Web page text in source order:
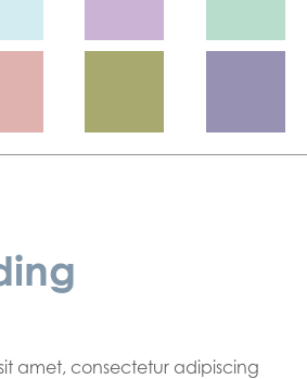
amet, consectetur adipiscing